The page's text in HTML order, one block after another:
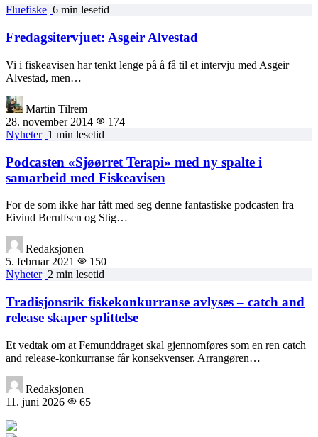
Fluefiske 6 min lesetid
Fredagsitervjuet: Asgeir Alvestad
Vi i fiskeavisen har tenkt lenge på å få til et intervju med Asgeir
Alvestad, men…
Martin Tilrem
28. november 2014
174
Nyheter 1 min lesetid
Podcasten «Sjøørret Terapi» med ny spalte i
samarbeid med Fiskeavisen
For de som ikke har fått med seg denne fantastiske podcasten fra
Eivind Berulfsen og Stig…
Redaksjonen
5. februar 2021
150
Nyheter 2 min lesetid
Tradisjonsrik fiskekonkurranse avlyses – catch and
release skaper splittelse
Et vedtak om at Femunddraget skal gjennomføres som en ren catch
and release-konkurranse får konsekvenser. Arrangøren…
Redaksjonen
11. juni 2026
65